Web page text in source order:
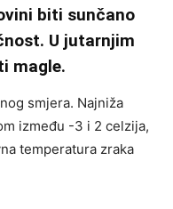
biti sunčano
U jutarnjim
magle.
smjera. Najniža
između -3 i 2 celzija,
temperatura zraka